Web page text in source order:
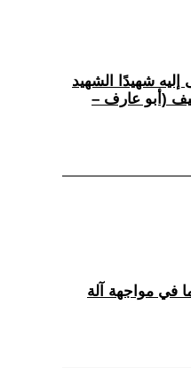
إليه شهيدًا الشهيد
(أبو عارف –
في مواجهة آلة